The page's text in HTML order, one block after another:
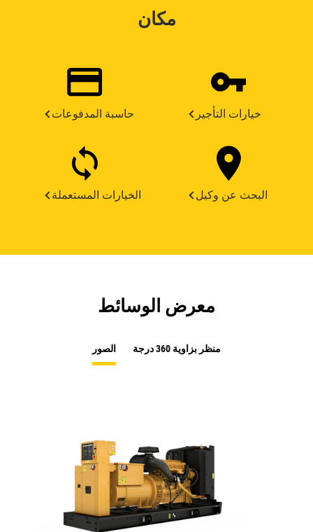
مكان
حاسبة المدفوعات خيارات التأجير
الخيارات المستعملة البحث عن وكيل
معرض الوسائط
الصور منظر بزاوية 360 درجة